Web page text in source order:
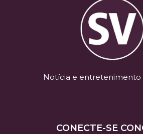
Notícia e entretenimento
CONECTE-SE